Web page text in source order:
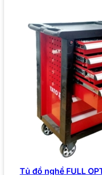
Tủ đồ nghề FULL